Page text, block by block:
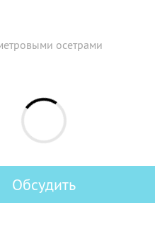
осетрами
Обсудить